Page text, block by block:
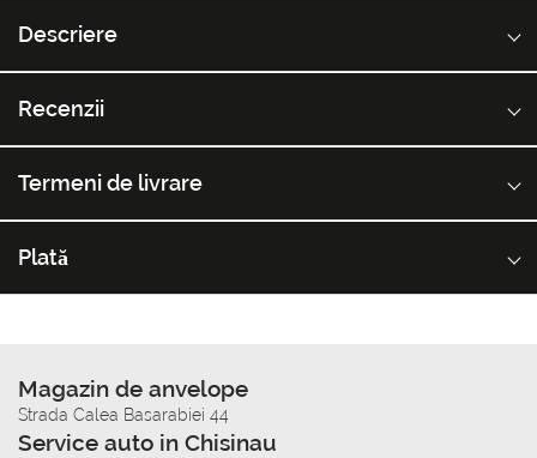
Descriere
Recenzii
Termeni de livrare
Plată
Magazin de anvelope
Strada Calea Basarabiei 44
Service auto in Chisinau